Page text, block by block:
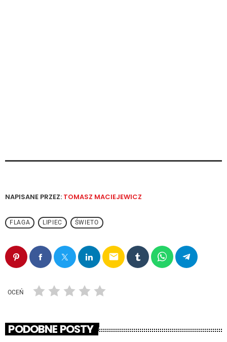
NAPISANE PRZEZ: TOMASZ MACIEJEWICZ
FLAGA LIPIEC ŚWIETO
email
OCEŃ
PODOBNE POSTY